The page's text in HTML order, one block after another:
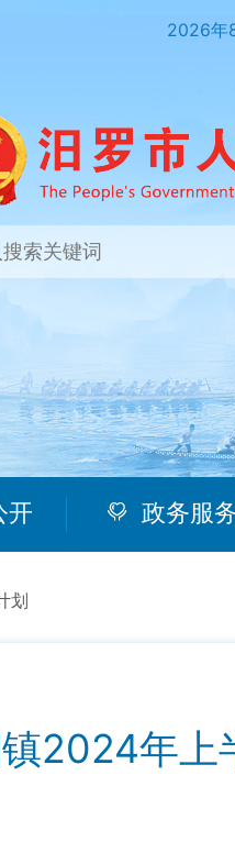
2026年
开 政务服
划
2024年上